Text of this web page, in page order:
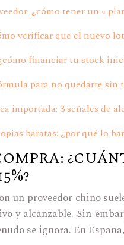
¿cómo tener un «
verificar que el nuevo
¿cómo financiar tu stock
para no quedarte
importada: 3 señales de
baratas: ¿por qué lo
un proveedor chino
y alcanzable. Sin
se ignora. En